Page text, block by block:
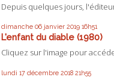
Depuis quelques jours,
dimanche 06 janvier 2019 16h51
L'enfant du diable (1980)
Cliquez sur l'image pour
lundi 17 décembre 2018 21h55